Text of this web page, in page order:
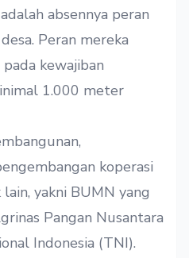
absennya peran
Peran mereka
kewajiban
1.000 meter
koperasi
yakni BUMN yang
Pangan Nusantara
Indonesia (TNI).